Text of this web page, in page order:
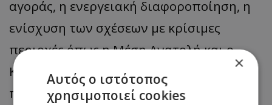
αγοράς, η ενεργειακή διαφοροποίηση, η
ενίσχυση των σχέσεων με κρίσιμες
περιοχές όπως η Μέση Ανατολή και ο
Κόλπος και η προώθηση του
προγράμματος διεύρυνσης. Σημειώνεται
×
Αυτός ο ιστότοπος
χρησιμοποιεί cookies